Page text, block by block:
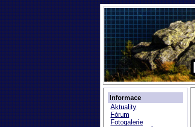
Informace
Aktuality
Fórum
Fotogalerie